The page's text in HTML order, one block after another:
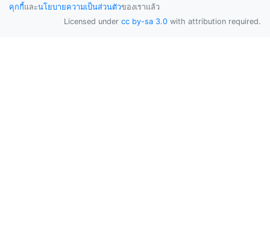
คุกกี้และนโยบายความเป็นส่วนตัวของเราแล้ว
Licensed under cc by-sa 3.0 with attribution required.